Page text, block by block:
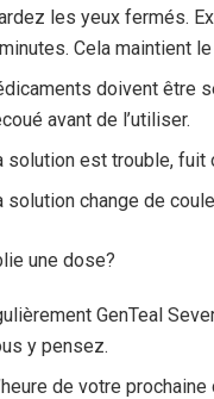
les yeux fermés.
Cela maintient
doivent être
avant de l’utiliser.
solution est trouble, fuit
change de
une dose?
GenTeal
y pensez.
de votre